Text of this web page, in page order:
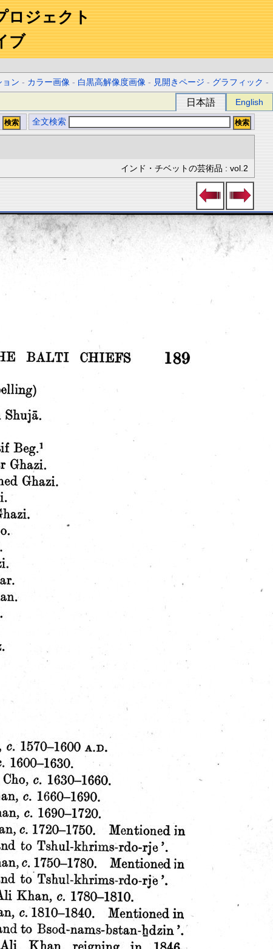
ロジェクト
ブ
ョン - カラー画像 - 白黒高解像度画像 - 見開きページ - グラフィック -
日本語 English
全文検索
インド・チベットの芸術品 : vol.2